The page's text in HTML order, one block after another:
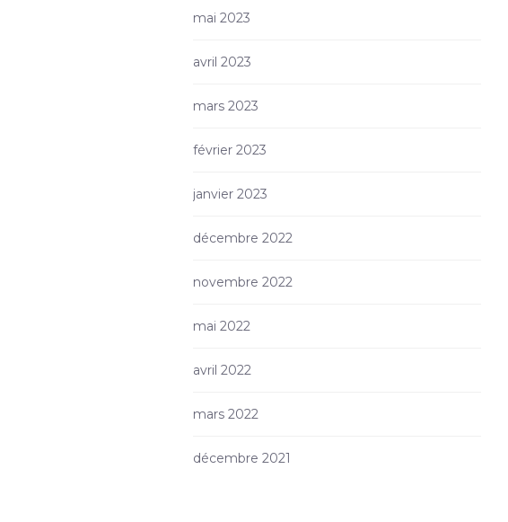
mai 2023
avril 2023
mars 2023
février 2023
janvier 2023
décembre 2022
novembre 2022
mai 2022
avril 2022
mars 2022
décembre 2021